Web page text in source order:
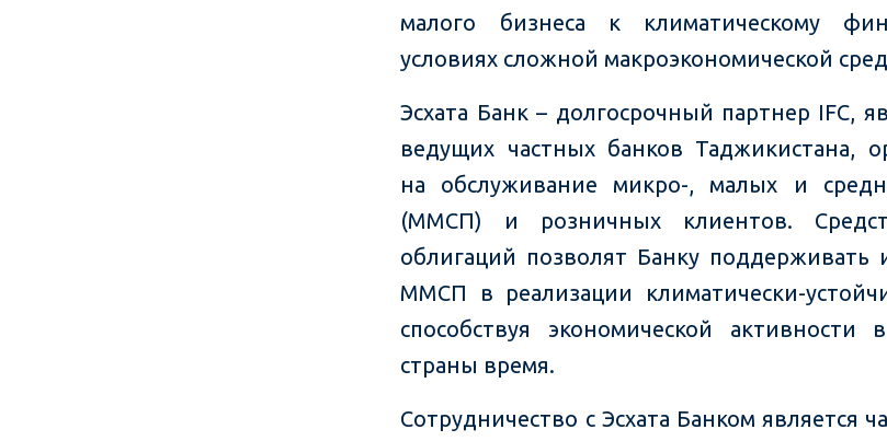
малого бизнеса к климатическому
условиях сложной макроэкономической
Эсхата Банк – долгосрочный партнер IFC,
ведущих частных банков Таджикистана,
на обслуживание микро-, малых и
(ММСП) и розничных клиентов.
облигаций позволят Банку поддерживать
ММСП в реализации климатически-
способствуя экономической активности
страны время.
Сотрудничество с Эсхата Банком является